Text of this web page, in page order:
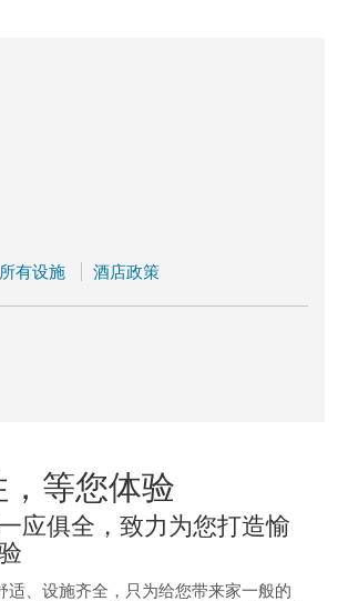
所有设施 酒店政策
等您体验
应俱全，致力为您打造愉
适、设施齐全，只为给您带来家一般的